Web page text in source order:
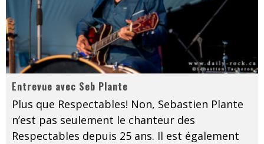
Entrevue avec Seb Plante
Plus que Respectables! Non, Sebastien Plante
n’est pas seulement le chanteur des
Respectables depuis 25 ans. Il est également